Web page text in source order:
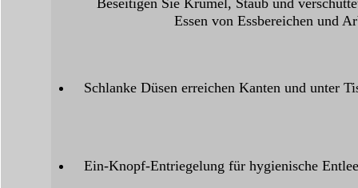
Beseitigen Sie Krümel, Staub und
Essen von Essbereichen und
Schlanke Düsen erreichen Kanten und unter
Ein-Knopf-Entriegelung für hygienische